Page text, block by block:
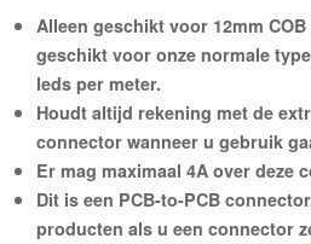
Alleen geschikt voor 12mm
geschikt voor onze normale
leds per meter.
Houdt altijd rekening met de
connector wanneer u gebruik
Er mag maximaal 4A over deze
Dit is een PCB-to-PCB
producten als u een connector